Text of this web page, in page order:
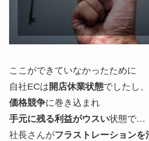
ここができていなかったために
自社ECは 開店休業状態でしたし、
価格競争に巻き込まれ
手元に残る利益がウスい状態で…
社長さんがフラストレーションを